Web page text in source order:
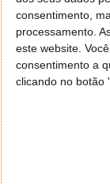
consentimento,
processamento.
este website.
consentimento a
clicando no botão
geral a
vais ao
logo
visto